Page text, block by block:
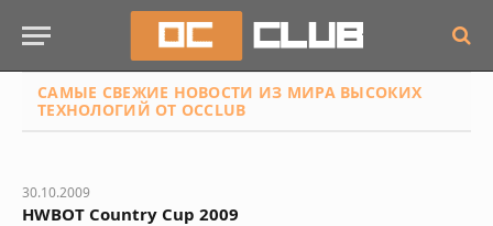
САМЫЕ СВЕЖИЕ НОВОСТИ ИЗ МИРА ВЫСОКИХ
ТЕХНОЛОГИЙ ОТ OCCLUB
30.10.2009
HWBOT Country Cup 2009